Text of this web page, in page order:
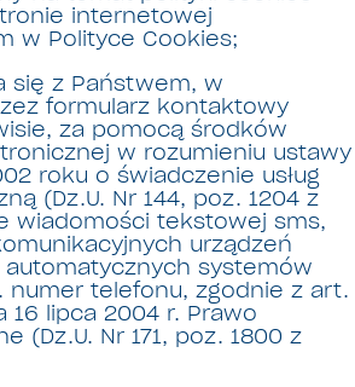
internetowej
w Polityce Cookies;
się z Państwem, w
formularz kontaktowy
za pomocą środków
w rozumieniu ustawy
roku o świadczenie usług
(Dz.U. Nr 144, poz. 1204 z
wiadomości tekstowej sms,
urządzeń
systemów
numer telefonu, zgodnie z art.
16 lipca 2004 r. Prawo
(Dz.U. Nr 171, poz. 1800 z